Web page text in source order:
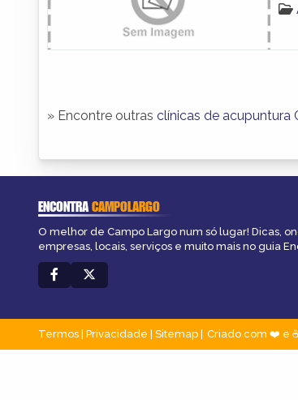
» Encontre outras clínicas de acupuntura
ENCONTRACAMPOLARGO
O melhor de Campo Largo num só lugar! Dicas,
empresas, locais, serviços e muito mais no guia
Termos Privacidade Sitemap Criado com ❤️ e